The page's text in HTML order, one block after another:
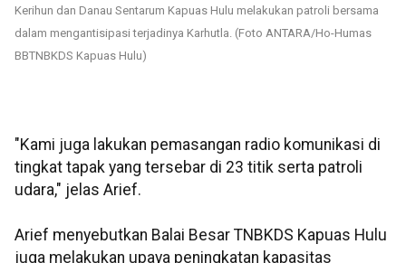
Kerihun dan Danau Sentarum Kapuas Hulu melakukan patroli bersama
dalam mengantisipasi terjadinya Karhutla. (Foto ANTARA/Ho-Humas
BBTNBKDS Kapuas Hulu)
"Kami juga lakukan pemasangan radio komunikasi di
tingkat tapak yang tersebar di 23 titik serta patroli
udara," jelas Arief.
Arief menyebutkan Balai Besar TNBKDS Kapuas Hulu
juga melakukan upaya peningkatan kapasitas